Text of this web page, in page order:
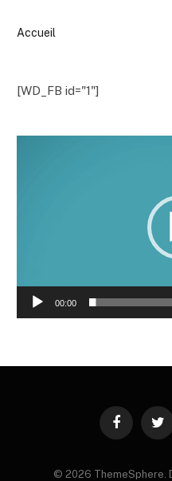
Accueil
[WD_FB id="1"]
00:00
Facebook
© 2026 ThemeSphere.